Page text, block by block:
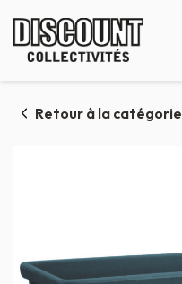
Retour à la catégorie